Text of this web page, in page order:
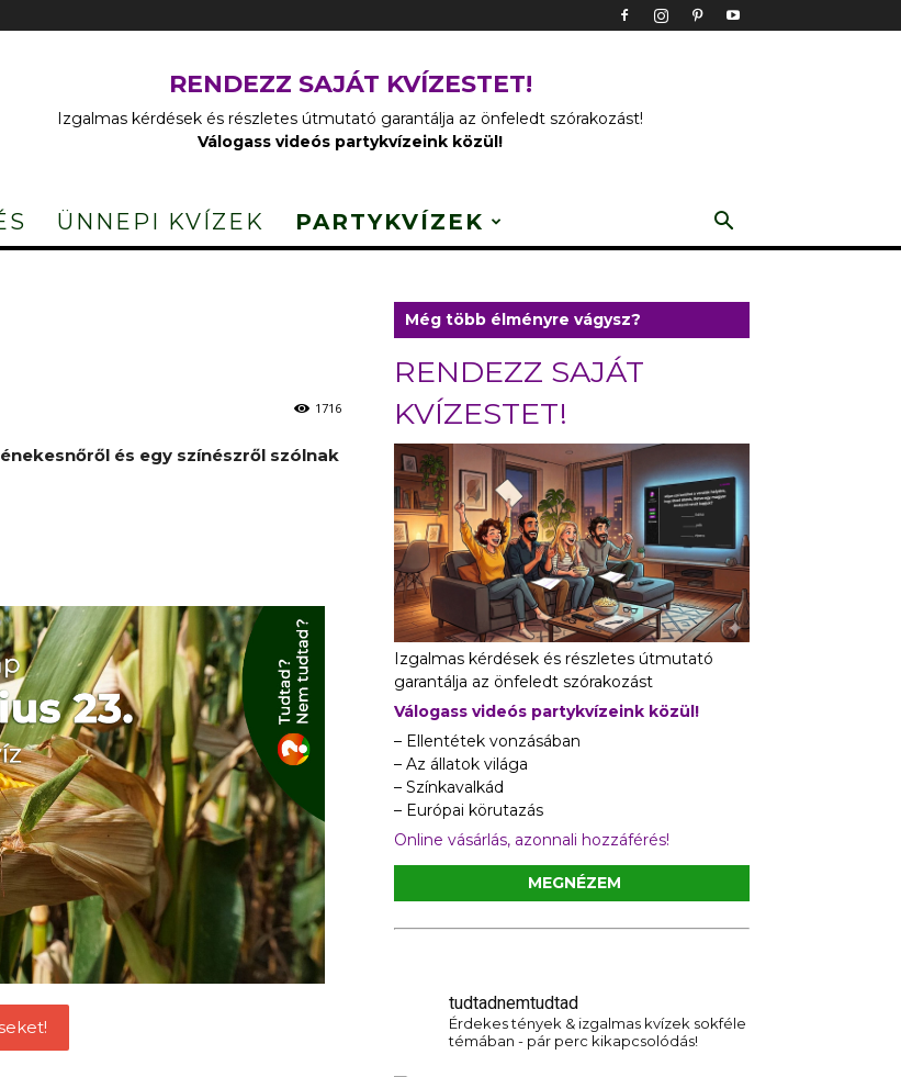
RENDEZZ SAJÁT KVÍZESTET!
Izgalmas kérdések és részletes útmutató garantálja az önfeledt szórakozást!
Válogass videós partykvízeink közül!
ÜNNEPI KVÍZEK PARTYKVÍZEK
1716
és egy színészről szólnak
Még több élményre vágysz?
RENDEZZ SAJÁT
KVÍZESTET!
Izgalmas kérdések és részletes útmutató
garantálja az önfeledt szórakozást
Válogass videós partykvízeink közül!
– Ellentétek vonzásában
– Az állatok világa
– Színkavalkád
– Európai körutazás
Online vásárlás, azonnali hozzáférés!
MEGNÉZEM
tudtadnemtudtad
Érdekes tények & izgalmas kvízek sokféle
témában - pár perc kikapcsolódás!